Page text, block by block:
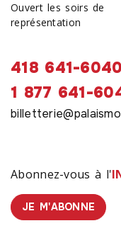
Abonnez-vous à l'
JE M'ABONNE
Ouvert les soirs de
représentation
418 641-6040
1 877 641-